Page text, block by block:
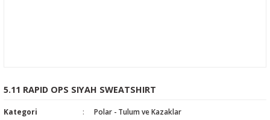
5.11 RAPID OPS SIYAH SWEATSHIRT
Kategori
Polar - Tulum ve Kazaklar